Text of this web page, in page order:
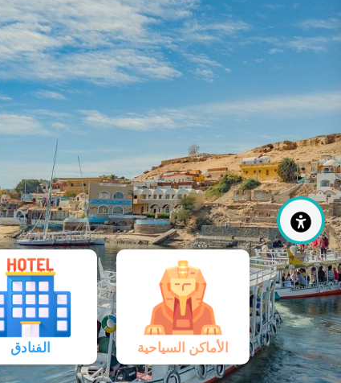
الأماكن السياحية الفنادق